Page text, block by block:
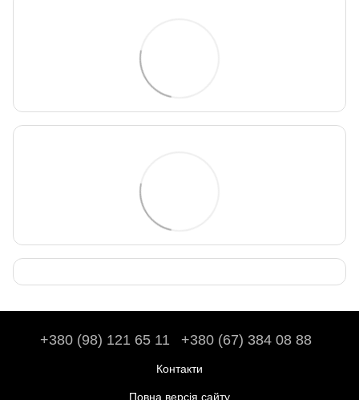
+380 (98) 121 65 11 +380 (67) 384 08 88
Контакти
Повна версія сайту